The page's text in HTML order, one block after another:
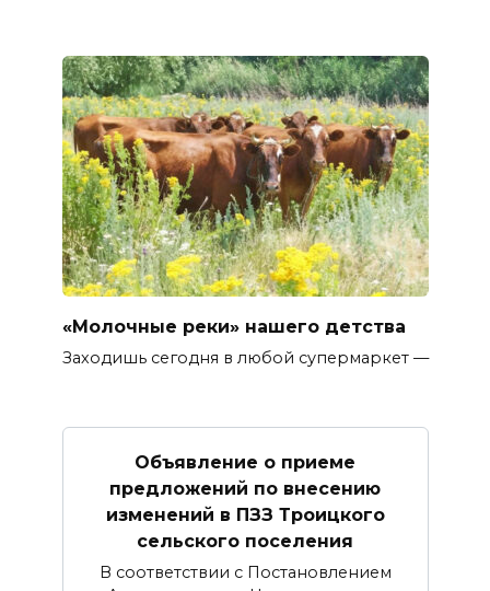
«Молочные реки» нашего детства
Заходишь сегодня в любой супермаркет —
Объявление о приеме
предложений по внесению
изменений в ПЗЗ Троицкого
сельского поселения
В соответствии с Постановлением